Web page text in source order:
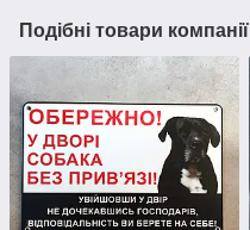
Подібні товари компанії